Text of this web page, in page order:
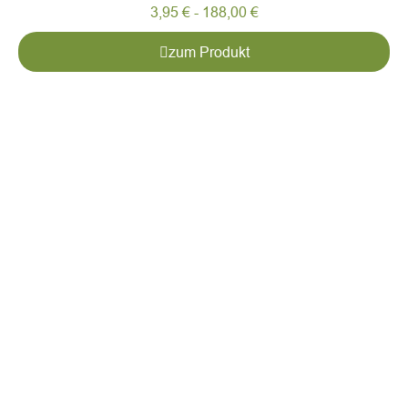
3,95 € - 188,00 €
zum Produkt